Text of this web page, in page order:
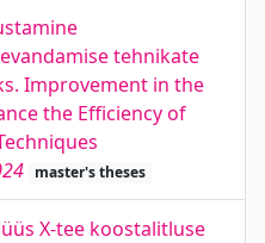
tehnikate
Improvement in the
the Efficiency of
master's theses
X-tee koostalitluse